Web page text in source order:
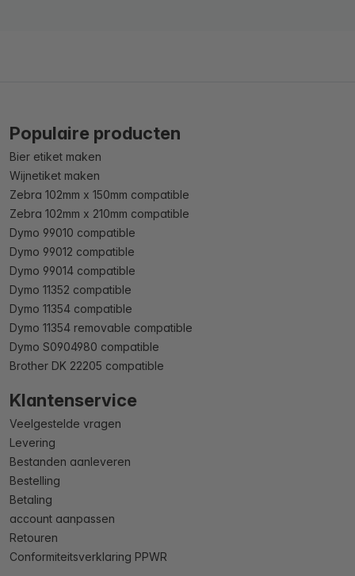
Populaire producten
Bier etiket maken
Wijnetiket maken
Zebra 102mm x 150mm compatible
Zebra 102mm x 210mm compatible
Dymo 99010 compatible
Dymo 99012 compatible
Dymo 99014 compatible
Dymo 11352 compatible
Dymo 11354 compatible
Dymo 11354 removable compatible
Dymo S0904980 compatible
Brother DK 22205 compatible
Klantenservice
Veelgestelde vragen
Levering
Bestanden aanleveren
Bestelling
Betaling
account aanpassen
Retouren
Conformiteitsverklaring PPWR